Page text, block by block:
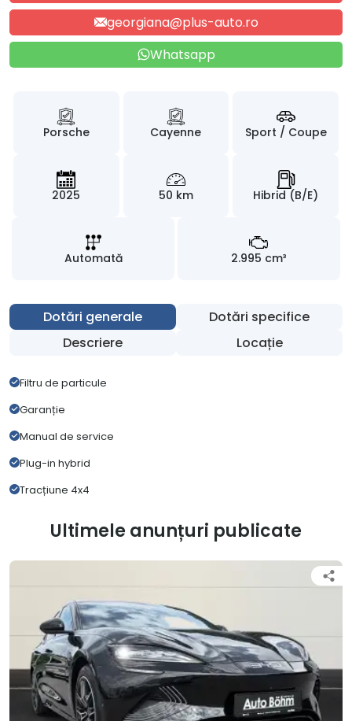
georgiana@plus-auto.ro
Whatsapp
Porsche Cayenne Sport / Coupe
2025 50 km Hibrid (B/E)
Automată 2.995 cm³
Dotări generale
Dotări specifice
Descriere
Locație
Filtru de particule
Garanție
Manual de service
Plug-in hybrid
Tracțiune 4x4
Ultimele anunțuri publicate